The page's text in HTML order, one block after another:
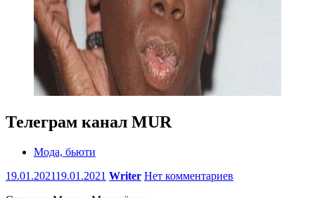
Телеграм канал MUR
Мода, бьюти
19.01.202119.01.2021 Writer Нет комментариев